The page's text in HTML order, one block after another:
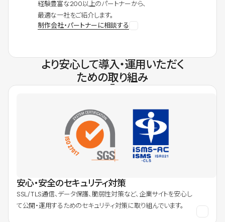
経験豊富な200以上のパートナーから、
最適な一社をご紹介します。
制作会社・パートナーに相談する
より安心して導入・運用いただく
ための取り組み
安心・安全のセキュリティ対策
SSL/TLS通信、データ保護、脆弱性対策など、企業サイトを安心し
て公開・運用するためのセキュリティ対策に取り組んでいます。